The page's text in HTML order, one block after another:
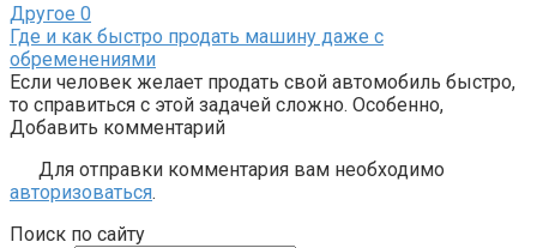
Другое 0
Где и как быстро продать машину даже с
обременениями
Если человек желает продать свой автомобиль быстро,
то справиться с этой задачей сложно. Особенно,
Добавить комментарий
Для отправки комментария вам необходимо
авторизоваться.
Поиск по сайту